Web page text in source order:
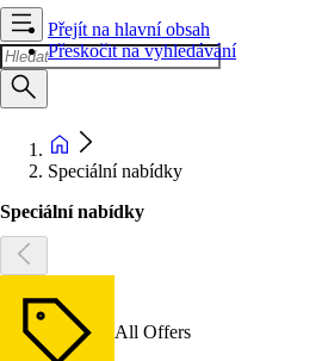
Přejít na hlavní obsah
Přeskočit na vyhledávání
Speciální nabídky
Speciální nabídky
All Offers